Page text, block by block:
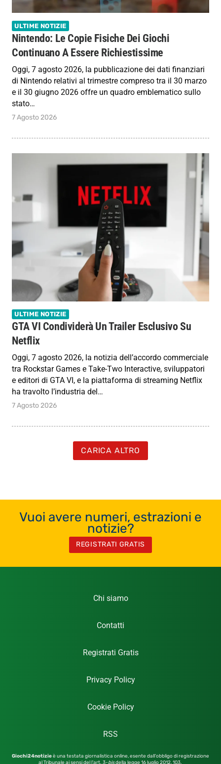
ULTIME NOTIZIE
Nintendo: Le Copie Fisiche Dei Giochi
Continuano A Essere Richiestissime
Oggi, 7 agosto 2026, la pubblicazione dei dati finanziari
di Nintendo relativi al trimestre compreso tra il 30 marzo
e il 30 giugno 2026 offre un quadro emblematico sullo
stato…
7 Agosto 2026
ULTIME NOTIZIE
GTA VI Condividerà Un Trailer Esclusivo Su
Netflix
Oggi, 7 agosto 2026, la notizia dell’accordo commerciale
tra Rockstar Games e Take-Two Interactive, sviluppatori
e editori di GTA VI, e la piattaforma di streaming Netflix
ha travolto l’industria del…
7 Agosto 2026
CARICA ALTRO
Vuoi avere numeri, estrazioni e
notizie?
REGISTRATI GRATIS
Chi siamo
Contatti
Registrati Gratis
Privacy Policy
Cookie Policy
RSS
Giochi24notizieè una testata giornalistica online, esente dall’obbligo di registrazione
al Tribunale ai sensi del l’art. 3-bisdella legge 16 luglio 2012,103.